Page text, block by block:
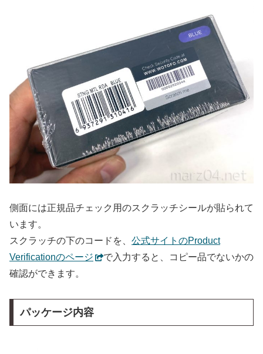
側面には正規品チェック用のスクラッチシールが貼られて
います。
スクラッチの下のコードを、 公式サイトのProduct
Verificationのページ
で入力すると、コピー品でないかの
確認ができます。
パッケージ内容